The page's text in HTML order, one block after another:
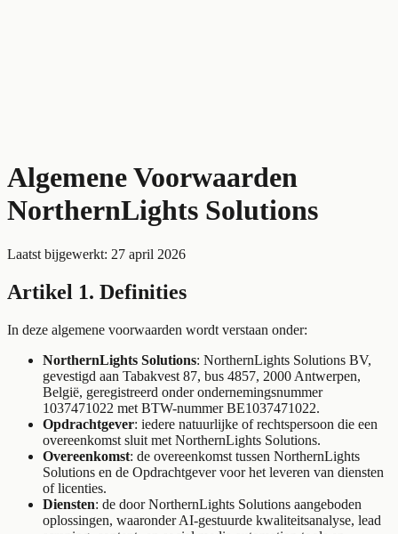
Algemene Voorwaarden
NorthernLights Solutions
Laatst bijgewerkt: 27 april 2026
Artikel 1. Definities
In deze algemene voorwaarden wordt verstaan onder:
NorthernLights Solutions: NorthernLights Solutions BV,
gevestigd aan Tabakvest 87, bus 4857, 2000 Antwerpen,
België, geregistreerd onder ondernemingsnummer
1037471022 met BTW-nummer BE1037471022.
Opdrachtgever: iedere natuurlijke of rechtspersoon die een
overeenkomst sluit met NorthernLights Solutions.
Overeenkomst: de overeenkomst tussen NorthernLights
Solutions en de Opdrachtgever voor het leveren van diensten
of licenties.
Diensten: de door NorthernLights Solutions aangeboden
oplossingen, waaronder AI-gestuurde kwaliteitsanalyse, lead